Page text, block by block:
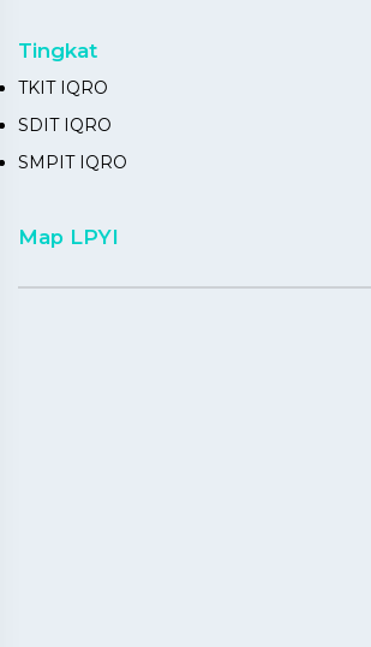
Tingkat
TKIT IQRO
SDIT IQRO
SMPIT IQRO
Map LPYI